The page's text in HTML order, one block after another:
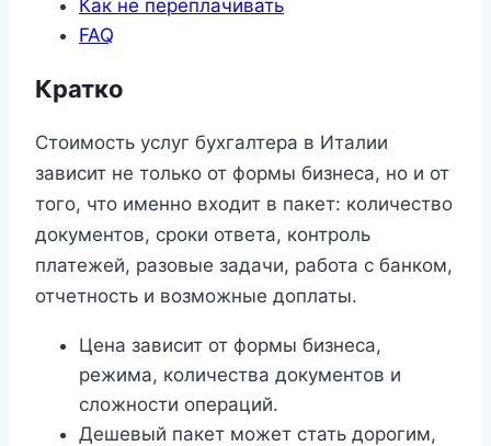
Как не переплачивать
FAQ
Кратко
Стоимость услуг бухгалтера в Италии
зависит не только от формы бизнеса, но и от
того, что именно входит в пакет: количество
документов, сроки ответа, контроль
платежей, разовые задачи, работа с банком,
отчетность и возможные доплаты.
Цена зависит от формы бизнеса,
режима, количества документов и
сложности операций.
Дешевый пакет может стать дорогим,